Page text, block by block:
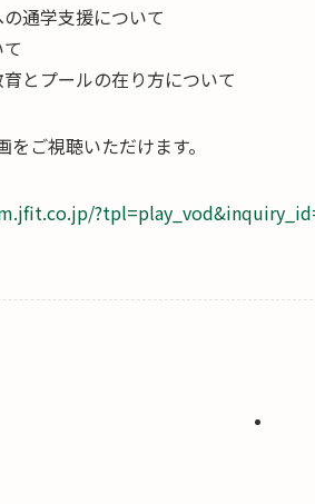
通学支援について
とプールの在り方について
ご視聴いただけます。